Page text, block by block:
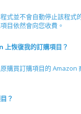
式並不會自動停止該程式
目依然會向您收費。
恢復我的訂購項目？
購買訂購項目的 Amazon
？